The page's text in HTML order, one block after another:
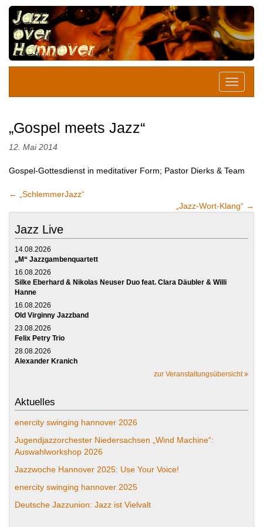
„Gospel meets Jazz“
12. Mai 2014
Gospel-Gottesdienst in meditativer Form; Pastor Dierks & Team
←
„SchlemmerJazz“
„Jazz-Wort-Klang“ →
Jazz Live
14.08.2026
„M“ Jazzgambenquartett
16.08.2026
Silke Eberhard & Nikolas Neuser Duo feat. Clara Däubler & Willi
Hanne
16.08.2026
Old Virginny Jazzband
23.08.2026
Felix Petry Trio
28.08.2026
Alexander Kranich
zur Veranstaltungsübersicht
Aktuelles
enercity swinging hannover 2026
Jugendjazzorchester Niedersachsen „Wind Machine“:
Auswahlworkshop 2026
Jazzwoche Hannover 2025: Use Your Voice!
enercity swinging hannover 2025
Deutsche Jazzunion: Jazz ist Vielvalt